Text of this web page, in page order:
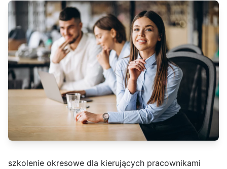
szkolenie okresowe dla kierujących pracownikami